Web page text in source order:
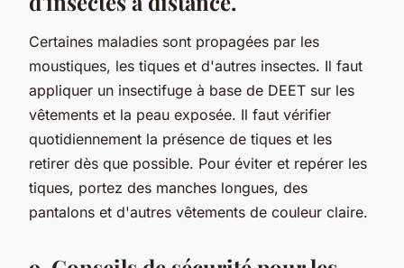
Certaines maladies sont propagées par les
moustiques, les tiques et d'autres insectes. Il faut
appliquer un insectifuge à base de DEET sur les
vêtements et la peau exposée. Il faut vérifier
quotidiennement la présence de tiques et les
retirer dès que possible. Pour éviter et repérer les
tiques, portez des manches longues, des
pantalons et d'autres vêtements de couleur claire.